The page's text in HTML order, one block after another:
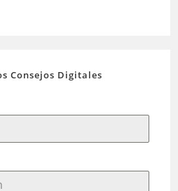
Consejos Digitales